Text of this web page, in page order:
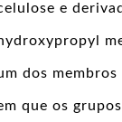
e
dos
que os